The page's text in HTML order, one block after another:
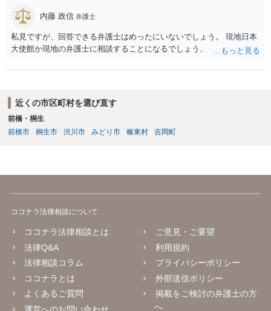
内藤 政信 弁護士
私見ですが、回答できる弁護士はめったにいないでしょう。 現地日本
大使館か現地の弁護士に相談することになるでしょう。
近くの市区町村を選び直す
前橋・桐生
前橋市
桐生市 渋川市 みどり市 榛東村 吉岡町
ココナラ法律相談について
ココナラ法律相談とは
法律Q&A
法律相談コラム
ココナラとは
よくあるご質問
運営へのお問い合わせ
ご意見・ご要望
利用規約
プライバシーポリシー
外部送信ポリシー
掲載をご検討の弁護士の方
へ